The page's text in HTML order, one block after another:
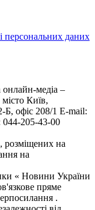
персональних даних
онлайн-медіа –
Київ,
офіс 208/1 E-mail:
044-205-43-00
розміщених на
на
« Новини України
пряме
.